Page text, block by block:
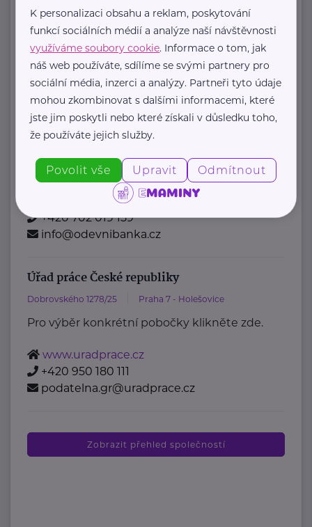
Oděvní banka z.s.
Povltavská 5/74 Praha 7 – Troja
"Dáváme oblečení nový život,
pomáháme potřebným."
Oděvní banka je charitativní
poskytuje více ...
https://www.odevnibanka.cz/
+420 702 019 159
info@odevnibanka.cz
Úřad práce České republiky
Dobrovského 1278/25 Praha 7 - Holešovice
Pro výběr konkrétní pobočky klikněte zde.
www.uradprace.cz
+420 950 180 111
podatelna.gr@uradprace.cz
Zobrazit přehled společností
K personalizaci obsahu a reklam, poskytování
funkcí sociálních médií a analýze naší návštěvnosti
využíváme soubory cookie. Informace o tom, jak
náš web používáte, sdílíme se svými partnery pro
sociální média, inzerci a analýzy. Partneři tyto údaje
mohou zkombinovat s dalšími informacemi, které
jste jim poskytli nebo které získali v důsledku toho,
že používáte jejich služby.
Povolit vše Upravit Odmítnout